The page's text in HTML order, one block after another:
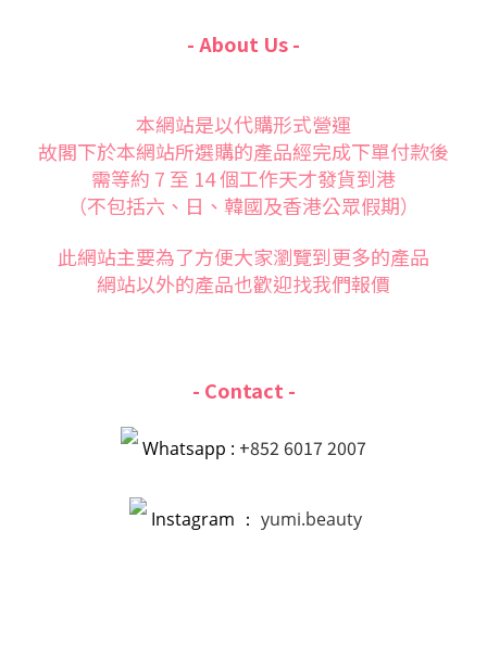
- About Us -
本網站是以代購形式營運
故閣下於本網站所選購的產品經完成下單付款後
需等約 7 至 14 個工作天才發貨到港
（不包括六、日、韓國及香港公眾假期）
此網站主要為了方便大家瀏覽到更多的產品
網站以外的產品也歡迎找我們報價
- Contact -
Whatsapp : +852 6017 2007
Instagram ： yumi.beauty